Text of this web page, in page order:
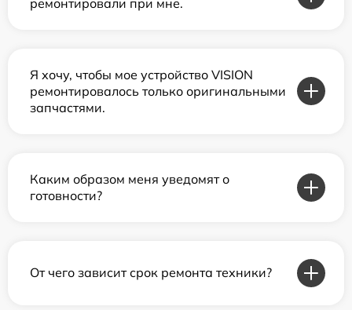
Я хочу, чтобы мое устройство VISION
ремонтировалось только оригинальными
запчастями.
Каким образом меня уведомят о
готовности?
От чего зависит срок ремонта техники?